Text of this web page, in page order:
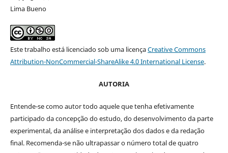
Lima Bueno
Este trabalho está licenciado sob uma licençaCreative Commons
Attribution-NonCommercial-ShareAlike 4.0 International License.
AUTORIA
Entende-se como autor todo aquele que tenha efetivamente
participado da concepção do estudo, do desenvolvimento da parte
experimental, da análise e interpretação dos dados e da redação
final. Recomenda-se não ultrapassar o número total de quatro